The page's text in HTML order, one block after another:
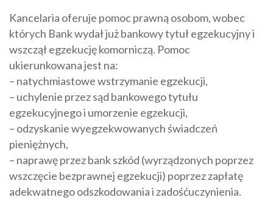
Kancelaria oferuje pomoc prawną osobom, wobec
których Bank wydał już bankowy tytuł egzekucyjny i
wszczął egzekucję komorniczą. Pomoc
ukierunkowana jest na:
– natychmiastowe wstrzymanie egzekucji,
– uchylenie przez sąd bankowego tytułu
egzekucyjnego i umorzenie egzekucji,
– odzyskanie wyegzekwowanych świadczeń
pieniężnych,
– naprawę przez bank szkód (wyrządzonych poprzez
wszczęcie bezprawnej egzekucji) poprzez zapłatę
adekwatnego odszkodowania i zadośćuczynienia.